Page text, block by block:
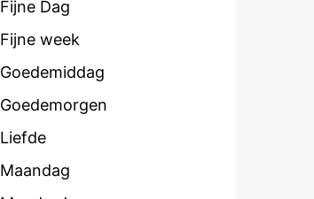
Fijne Dag
Fijne week
Goedemiddag
Goedemorgen
Liefde
Maandag